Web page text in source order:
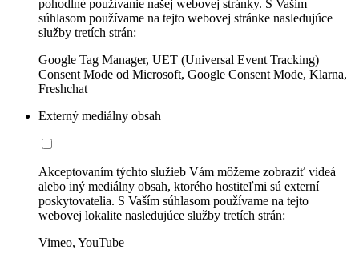
pohodlné používanie našej webovej stránky. S Vaším
súhlasom používame na tejto webovej stránke nasledujúce
služby tretích strán:
Google Tag Manager, UET (Universal Event Tracking)
Consent Mode od Microsoft, Google Consent Mode, Klarna,
Freshchat
Externý mediálny obsah
Akceptovaním týchto služieb Vám môžeme zobraziť videá
alebo iný mediálny obsah, ktorého hostiteľmi sú externí
poskytovatelia. S Vaším súhlasom používame na tejto
webovej lokalite nasledujúce služby tretích strán:
Vimeo, YouTube